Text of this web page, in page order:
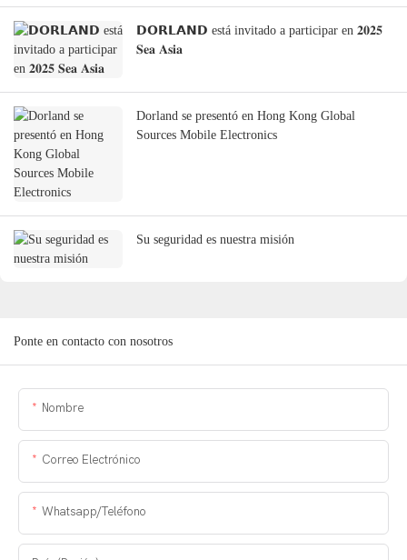
𝗗𝗢𝗥𝗟𝗔𝗡𝗗 está invitado a participar en 𝟐𝟎𝟐𝟓
𝐒𝐞𝐚 𝐀𝐬𝐢𝐚
Dorland se presentó en Hong Kong Global
Sources Mobile Electronics
Su seguridad es nuestra misión
Ponte en contacto con nosotros
Nombre
Correo Electrónico
Whatsapp/Teléfono